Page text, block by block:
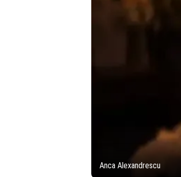
Anca Alexandrescu